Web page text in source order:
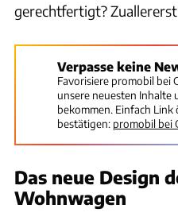
gerechtfertigt?
Verpasse keine
Favorisiere promobil bei
unsere neuesten Inhalte
bekommen. Einfach
bestätigen: promobil bei
Das neue Design
Wohnwagen